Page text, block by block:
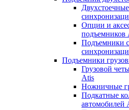
Опции и
подъемников
Подъемники
Подъемники
Грузовой
Atis
Ножничные
Подкатные
автомобилей